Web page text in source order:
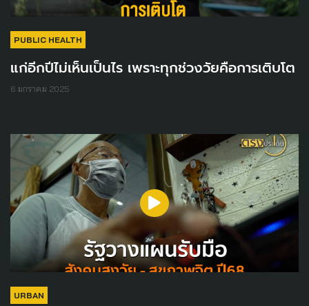
PUBLIC HEALTH
แก่อีกปีไม่เห็นเป็นไร เพราะทุกช่วงวัยคือการเติบโต
6 มกราคม 2025
URBAN